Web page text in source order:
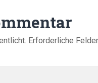
Erforderliche